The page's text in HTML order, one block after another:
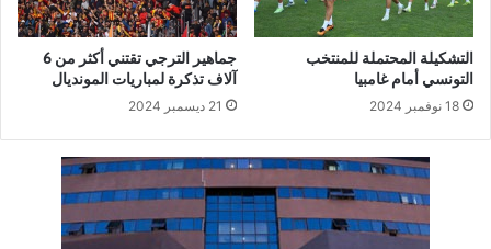
التشكيلة المحتملة للمنتخب
التونسي أمام غامبيا
18 نوفمبر 2024
جماهير الترجي تقتني أكثر من 6
آلاف تذكرة لمباريات المونديال
21 ديسمبر 2024